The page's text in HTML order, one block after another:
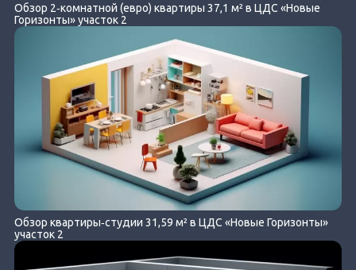
Обзор 2‐комнатной (евро) квартиры 37,1 м² в ЦДС «Новые
Горизонты» участок 2
Обзор квартиры‐студии 31,59 м² в ЦДС «Новые Горизонты»
участок 2